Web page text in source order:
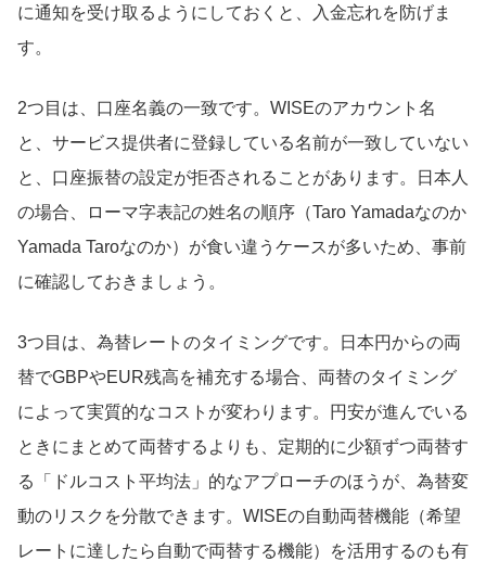
に通知を受け取るようにしておくと、入金忘れを防げま
す。
2つ目は、口座名義の一致です。WISEのアカウント名
と、サービス提供者に登録している名前が一致していない
と、口座振替の設定が拒否されることがあります。日本人
の場合、ローマ字表記の姓名の順序（Taro Yamadaなのか
Yamada Taroなのか）が食い違うケースが多いため、事前
に確認しておきましょう。
3つ目は、為替レートのタイミングです。日本円からの両
替でGBPやEUR残高を補充する場合、両替のタイミング
によって実質的なコストが変わります。円安が進んでいる
ときにまとめて両替するよりも、定期的に少額ずつ両替す
る「ドルコスト平均法」的なアプローチのほうが、為替変
動のリスクを分散できます。WISEの自動両替機能（希望
レートに達したら自動で両替する機能）を活用するのも有